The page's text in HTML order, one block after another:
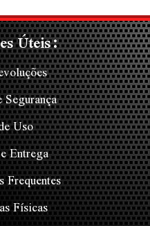
Úteis:
Uso
Entrega
Frequentes
Físicas